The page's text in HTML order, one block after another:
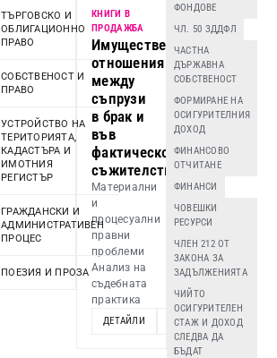
ТЪРГОВСКО И
ОБЛИГАЦИОННО
ПРАВО
СОБСТВЕНОСТ И
ПРАВО
УСТРОЙСТВО НА
ТЕРИТОРИЯТА,
КАДАСТЪРА И
ИМОТНИЯ
РЕГИСТЪР
ГРАЖДАНСКИ И
АДМИНИСТРАТИВЕН
ПРОЦЕС
ПОЕЗИЯ И ПРОЗА
КНИГИ В
ПРОДАЖБА
Имуществени
отношения
между
съпрузи
в брак и
във
фактическо
съжителство
Материални
и
процесуални
правни
проблеми
Анализ на
съдебната
практика
ДЕТАЙЛИ ДОБАВИ
ФОНДОВЕ
ЧЛ. 50 ЗДДФЛ
ЧАСТНА
ДЪРЖАВНА
СОБСТВЕНОСТ
ФОРМИРАНЕ НА
ОСИГУРИТЕЛНИЯ
ДОХОД
ФИНАНСОВО
ОТЧИТАНЕ
ФИНАНСИ
ЧОВЕШКИ
РЕСУРСИ
ЧЛЕН 212 ОТ
ЗАКОНА ЗА
ЗАДЪЛЖЕНИЯТА
ЧИЙТО
ОСИГУРИТЕЛЕН
СТАЖ И ДОХОД
СЛЕДВА ДА
БЪДАТ